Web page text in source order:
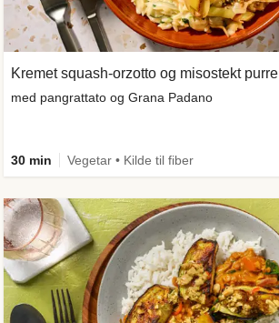
Kremet squash-orzotto og misostekt purre
med pangrattato og Grana Padano
30 min Vegetar • Kilde til fiber